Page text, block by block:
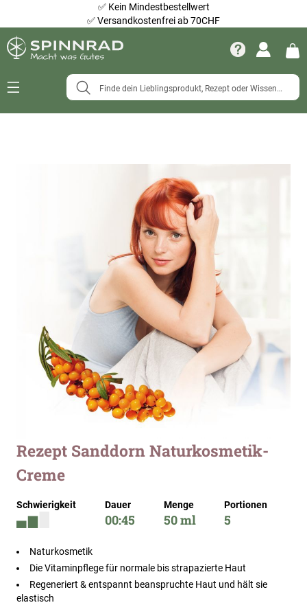
✅ Kein Mindestbestellwert
✅Versandkostenfrei ab 70CHF
Navigation
Zum
Anfang
der
springen
Rezept Sanddorn Naturkosmetik-
Creme
Schwierigkeit Dauer
00:45
Menge
50 ml
Portionen
5
Naturkosmetik
Die Vitaminpflege für normale bis strapazierte Haut
Regeneriert & entspannt beanspruchte Haut und hält sie
elastisch